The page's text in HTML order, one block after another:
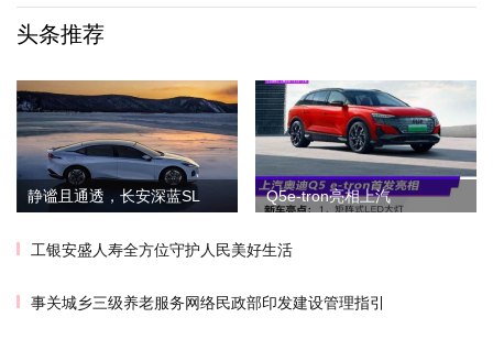
头条推荐
静谧且通透，长安深蓝SL Q5e-tron亮相上汽
工银安盛人寿全方位守护人民美好生活
事关城乡三级养老服务网络民政部印发建设管理指引